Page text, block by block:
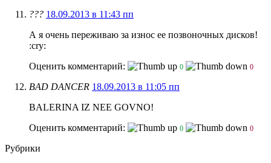
??? 18.09.2013 в 11:43 пп
А я очень переживаю за износ ее позвоночных дисков!
:cry:
Оценить комментарий:
0 0
BAD DANCER 18.09.2013 в 11:05 пп
BALERINA IZ NEE GOVNO!
Оценить комментарий:
0 0
Рубрики